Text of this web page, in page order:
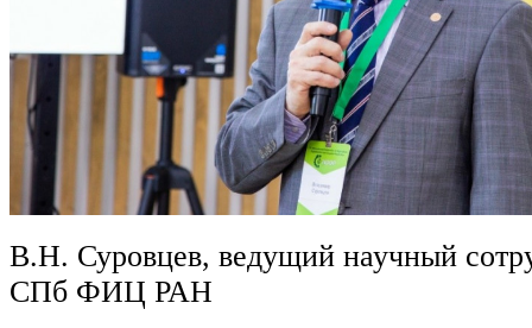
В.Н. Суровцев, ведущий научный
СПб ФИЦ РАН